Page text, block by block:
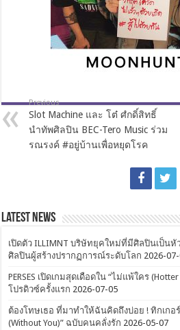
Previous
Slot Machine และ โต๋ ศํกดิ์สิทธิ์
นำทัพศิลปิน BEC-Tero Music ร่วม
รณรงค์ #อยู่บ้านเพื่อหยุดโรค
Latest News
เปิดตัว ILLIMNT บริษัทยุคใหม่ที่มีศิลปินเป็นหัว
ศิลปินผู้สร้างปรากฏการณ์ระดับโลก 2026-
PERSES เปิดเกมสุดเดือดใน “ไม่แพ้ใคร
โปรดิวซ์ครั้งแรก 2026-07-05
ต้องโทษเธอ ที่มาทำให้ฉันคิดถึงบ่อย ! ทิกเกอ
(Without You)” ฉบับคนคลั่งรัก 2026-05-07